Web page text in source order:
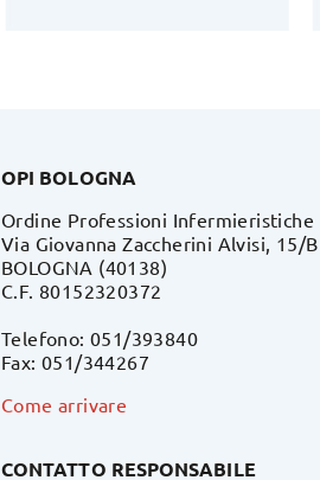
OPI BOLOGNA
Ordine Professioni Infermieristiche
Via Giovanna Zaccherini Alvisi, 15/B
BOLOGNA (40138)
C.F. 80152320372
Telefono: 051/393840
Fax: 051/344267
Come arrivare
CONTATTO RESPONSABILE